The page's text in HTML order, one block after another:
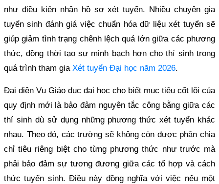
như điều kiện nhận hồ sơ xét tuyển. Nhiều chuyên gia
tuyển sinh đánh giá việc chuẩn hóa dữ liệu xét tuyển sẽ
giúp giảm tình trạng chênh lệch quá lớn giữa các phương
thức, đồng thời tạo sự minh bạch hơn cho thí sinh trong
quá trình tham gia Xét tuyển Đại học năm 2026.
Đại diện Vụ Giáo dục đại học cho biết mục tiêu cốt lõi của
quy định mới là bảo đảm nguyên tắc công bằng giữa các
thí sinh dù sử dụng những phương thức xét tuyển khác
nhau. Theo đó, các trường sẽ không còn được phân chia
chỉ tiêu riêng biệt cho từng phương thức như trước mà
phải bảo đảm sự tương đương giữa các tổ hợp và cách
thức tuyển sinh. Điều này đồng nghĩa với việc nếu một